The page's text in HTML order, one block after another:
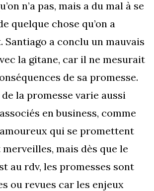
n’a pas, mais a du mal à se
quelque chose qu’on a
Santiago a conclu un mauvais
la gitane, car il ne mesurait
de sa promesse.
la promesse varie aussi
en business, comme
qui se promettent
mais dès que le
au rdv, les promesses sont
ou revues car les enjeux